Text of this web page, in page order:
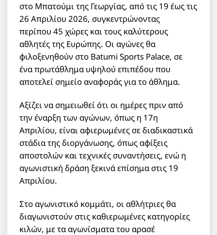
στο Μπατούμι της Γεωργίας, από τις 19 έως τις
26 Απριλίου 2026, συγκεντρώνοντας
περίπου 45 χώρες και τους καλύτερους
αθλητές της Ευρώπης. Οι αγώνες θα
φιλοξενηθούν στο Batumi Sports Palace, σε
ένα πρωτάθλημα υψηλού επιπέδου που
αποτελεί σημείο αναφοράς για το άθλημα.
Αξίζει να σημειωθεί ότι οι ημέρες πριν από
την έναρξη των αγώνων, όπως η 17η
Απριλίου, είναι αφιερωμένες σε διαδικαστικά
στάδια της διοργάνωσης, όπως αφίξεις
αποστολών και τεχνικές συναντήσεις, ενώ η
αγωνιστική δράση ξεκινά επίσημα στις 19
Απριλίου.
Στο αγωνιστικό κομμάτι, οι αθλήτριες θα
διαγωνιστούν στις καθιερωμένες κατηγορίες
κιλών, με τα αγωνίσματα του αρασέ